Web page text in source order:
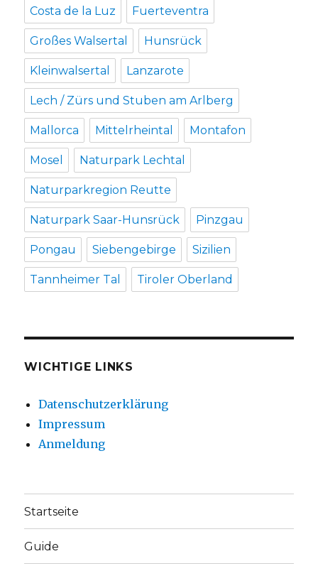
Costa de la Luz Fuerteventra
Großes Walsertal Hunsrück
Kleinwalsertal Lanzarote
Lech / Zürs und Stuben am Arlberg
Mallorca Mittelrheintal Montafon
Mosel Naturpark Lechtal
Naturparkregion Reutte
Naturpark Saar-Hunsrück Pinzgau
Pongau Siebengebirge Sizilien
Tannheimer Tal Tiroler Oberland
WICHTIGE LINKS
Datenschutzerklärung
Impressum
Anmeldung
Startseite
Guide